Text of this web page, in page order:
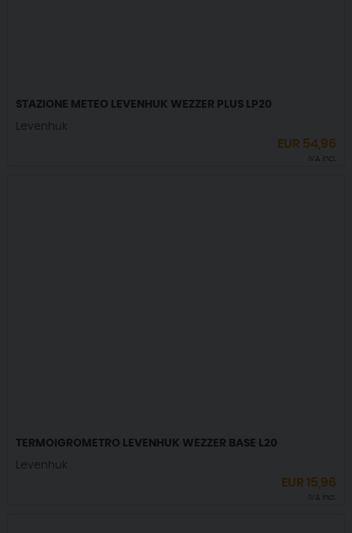
STAZIONE METEO LEVENHUK WEZZER PLUS LP20
Levenhuk
EUR 54,96
IVA incl.
TERMOIGROMETRO LEVENHUK WEZZER BASE L20
Levenhuk
EUR15,96
IVA incl.